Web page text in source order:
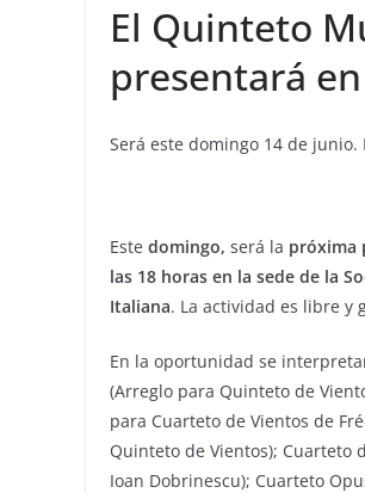
El Quinteto
presentará
Será este domingo 14 de
Este domingo, será la próxima
las 18 horas en la sede de la
Italiana. La actividad es libre y
En la oportunidad se
(Arreglo para Quinteto de
para Cuarteto de Vientos de
Quinteto de Vientos); Cuarteto
Ioan Dobrinescu); Cuarteto